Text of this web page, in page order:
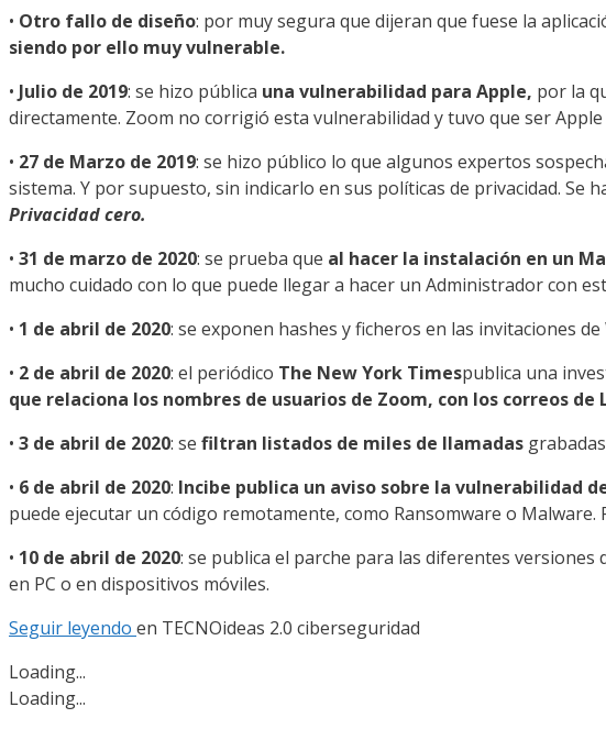
• Otro fallo de diseño: por muy segura que dijeran que fuese la
siendo por ello muy vulnerable.
• Julio de 2019: se hizo pública una vulnerabilidad para Apple, por la
directamente. Zoom no corrigió esta vulnerabilidad y tuvo que ser
• 27 de Marzo de 2019: se hizo público lo que algunos expertos
sistema. Y por supuesto, sin indicarlo en sus políticas de privacidad. Se
Privacidad cero.
• 31 de marzo de 2020: se prueba que al hacer la instalación en un
mucho cuidado con lo que puede llegar a hacer un Administrador con
• 1 de abril de 2020: se exponen hashes y ficheros en las invitaciones de
• 2 de abril de 2020: el periódico The New York Timespublica una
que relaciona los nombres de usuarios de Zoom, con los correos de
• 3 de abril de 2020: se filtran listados de miles de llamadas
• 6 de abril de 2020: Incibe publica un aviso sobre la vulnerabilidad
puede ejecutar un código remotamente, como Ransomware o Malware.
• 10 de abril de 2020: se publica el parche para las diferentes versiones
en PC o en dispositivos móviles.
Seguir leyendo en TECNOideas 2.0 ciberseguridad
Loading...
Loading...